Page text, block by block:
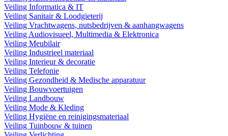
Veiling Informatica & IT
Veiling Sanitair & Loodgieterij
Veiling Vrachtwagens, nutsbedrijven & aanhangwagens
Veiling Audiovisueel, Multimedia & Elektronica
Veiling Meubilair
Veiling Industrieel materiaal
Veiling Interieur & decoratie
Veiling Telefonie
Veiling Gezondheid & Medische apparatuur
Veiling Bouwvoertuigen
Veiling Landbouw
Veiling Mode & Kleding
Veiling Hygiëne en reinigingsmateriaal
Veiling Tuinbouw & tuinen